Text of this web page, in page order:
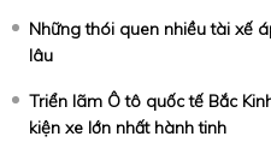
Những thói quen nhiều tài xế
lâu
Triển lãm Ô tô quốc tế Bắc
kiện xe lớn nhất hành tinh